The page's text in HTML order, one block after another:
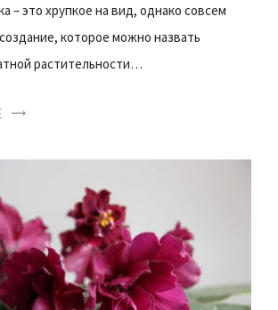
– это хрупкое на вид, однако совсем
которое можно назвать
растительности…